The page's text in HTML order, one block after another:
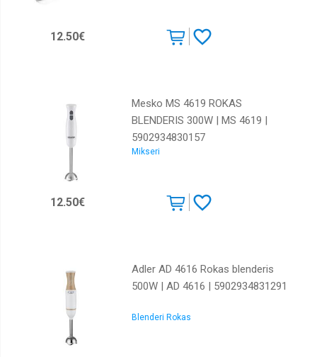
12.50€
Mesko MS 4619 ROKAS
BLENDERIS 300W | MS 4619 |
5902934830157
Mikseri
12.50€
Adler AD 4616 Rokas blenderis
500W | AD 4616 | 5902934831291
Blenderi Rokas